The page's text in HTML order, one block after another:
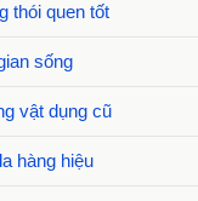
thói quen tốt
sống
vật dụng cũ
hàng hiệu